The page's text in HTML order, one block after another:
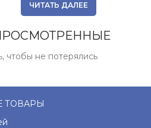
ЧИТАТЬ ДАЛЕЕ
чтобы не потерялись
ТОВАРЫ